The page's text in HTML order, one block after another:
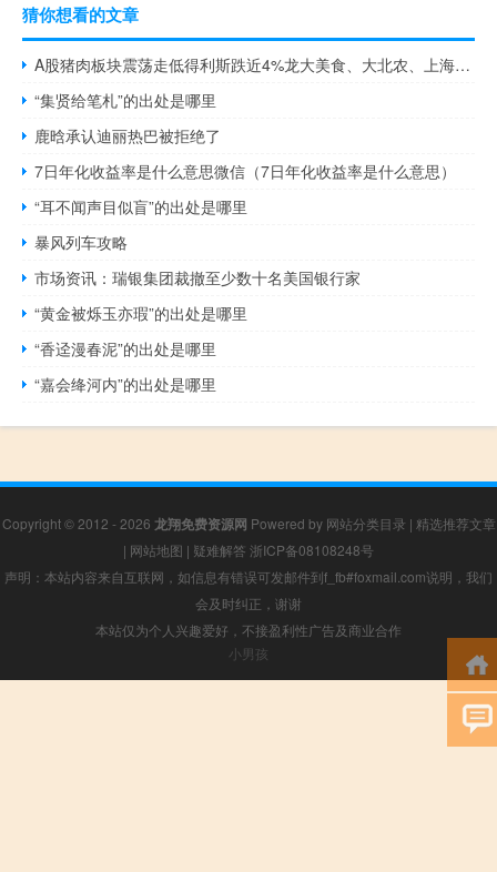
猜你想看的文章
A股猪肉板块震荡走低得利斯跌近4%龙大美食、大北农、上海梅林、益生股份、禾丰股份、克明食品、罗牛山跟跌
“集贤给笔札”的出处是哪里
鹿晗承认迪丽热巴被拒绝了
7日年化收益率是什么意思微信（7日年化收益率是什么意思）
“耳不闻声目似盲”的出处是哪里
暴风列车攻略
市场资讯：瑞银集团裁撤至少数十名美国银行家
“黄金被烁玉亦瑕”的出处是哪里
“香迳漫春泥”的出处是哪里
“嘉会绛河内”的出处是哪里
Copyright © 2012 - 2026 龙翔免费资源网 Powered by 网站分类目录 | 精选推荐文章
| 网站地图 | 疑难解答 浙ICP备08108248号
声明：本站内容来自互联网，如信息有错误可发邮件到f_fb#foxmail.com说明，我们
会及时纠正，谢谢
本站仅为个人兴趣爱好，不接盈利性广告及商业合作
小男孩